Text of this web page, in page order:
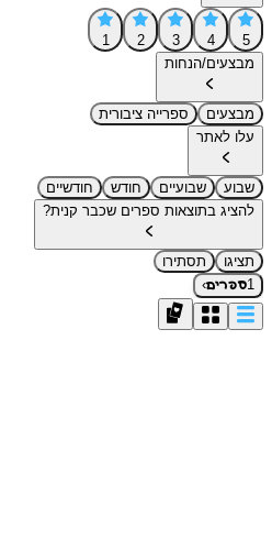
5
4
3
2
1
מבצעים/הנחות
מבצעים
ספרייה ציבורית
עלו לאתר
שבוע שבועיים חודש
חודשיים
להציג בתוצאות ספרים שכבר קנית?
תציגו
תסתירו
1ספרים›